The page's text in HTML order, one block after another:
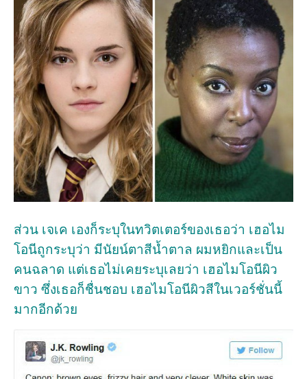
ส่วน เจเค เองก็ระบุในทวิตเตอร์ของเธอว่า เฮอไม
โอนีถูกระบุว่า มีนัยน์ตาสีน้ำตาล ผมหยิกและเป็น
คนฉลาด แต่เธอไม่เคยระบุเลยว่า เฮอไมโอนีผิว
ขาว ซึ่งเธอก็ชื่นชอบ เฮอไมโอนีผิวสีในเวอร์ชั่นนี้
มากอีกด้วย